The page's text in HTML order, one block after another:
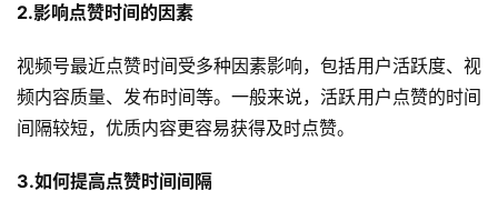
2.影响点赞时间的因素
视频号最近点赞时间受多种因素影响，包括用户活跃度、视
频内容质量、发布时间等。一般来说，活跃用户点赞的时间
间隔较短，优质内容更容易获得及时点赞。
3.如何提高点赞时间间隔